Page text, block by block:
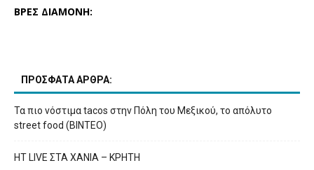
ΒΡΕΣ ΔΙΑΜΟΝΗ:
ΠΡΟΣΦΑΤΑ ΑΡΘΡΑ:
Τα πιο νόστιμα tacos στην Πόλη του Μεξικού, το απόλυτο
street food (ΒΙΝΤΕΟ)
HT LIVE ΣΤΑ ΧΑΝΙΑ – ΚΡΗΤΗ